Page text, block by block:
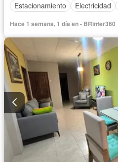
Estacionamiento
Electricidad
Hace 1 semana, 1 día en - BRinter360